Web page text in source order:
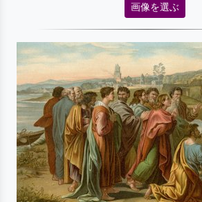
画像を選ぶ